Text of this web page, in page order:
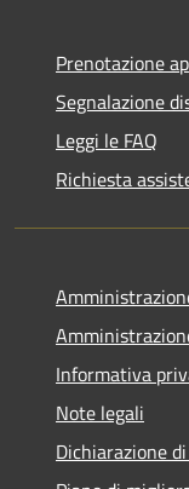
Prenotazione
Segnalazione
Leggi le FAQ
Richiesta
Informativa
Note legali
Dichiarazione